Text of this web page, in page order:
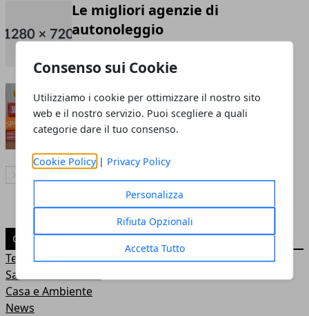
Consenso sui Cookie
Utilizziamo i cookie per ottimizzare il nostro sito
web e il nostro servizio. Puoi scegliere a quali
categorie dare il tuo consenso.
Cookie Policy | Privacy Policy
Personalizza
Rifiuta Opzionali
Accetta Tutto
Le migliori agenzie di
autonoleggio
I quattro buoni motivi per
imparare una nuova lingua
Redazione - 10 nov 2022
Articolo Successivo
CATEGORIE
Tech
Salute - Benessere
Casa e Ambiente
News